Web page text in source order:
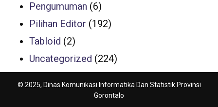
Pengumuman (6)
Pilihan Editor (192)
Tabloid (2)
Uncategorized (224)
© 2025, Dinas Komunikasi Informatika Dan Statistik Provinsi
Gorontalo